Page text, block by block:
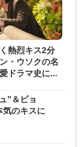
熱烈キス2分
・ウソクの名
ドラマ史に...
”＆ビョ
気のキスに